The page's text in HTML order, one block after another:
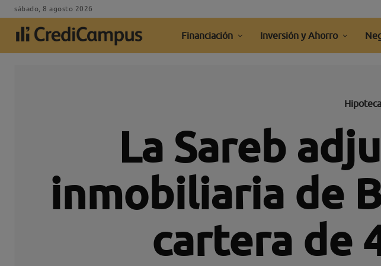
sábado, 8 agosto 2026
Financiación Inversión y Ahorro
La Sareb
inmobiliaria de
cartera de